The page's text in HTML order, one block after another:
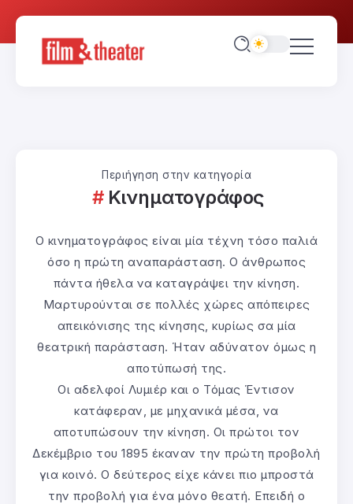
Περιήγηση στην κατηγορία
Κινηματογράφος
Ο κινηματογράφος είναι μία τέχνη τόσο παλιά
όσο η πρώτη αναπαράσταση. Ο άνθρωπος
πάντα ήθελα να καταγράψει την κίνηση.
Μαρτυρούνται σε πολλές χώρες απόπειρες
απεικόνισης της κίνησης, κυρίως σα μία
θεατρική παράσταση. Ήταν αδύνατον όμως η
αποτύπωσή της.
Οι αδελφοί Λυμιέρ και ο Τόμας Έντισον
κατάφεραν, με μηχανικά μέσα, να
αποτυπώσουν την κίνηση. Οι πρώτοι τον
Δεκέμβριο του 1895 έκαναν την πρώτη προβολή
για κοινό. Ο δεύτερος είχε κάνει πιο μπροστά
την προβολή για ένα μόνο θεατή. Επειδή ο